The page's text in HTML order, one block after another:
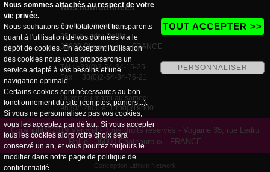
Nos coordonnées
boutique Vogaine
35, rue Ledru Rollin
36000 Chateauroux - FRANCE
Tél : +33(0)2-54-34-15-25
Fax : +33(0)2-54-34-76-21
Ouvert du mardi au samedi
9h30/12h00 et 14h00/19h00
Copyright@2019 Véroval - Tous droits réservés - Vogaine 35, rue Ledru
Rollin - 36000 Chateauroux - FRANCE
Conception Lithium Network
Nous sommes attachés au respect de votre
vie privée.
Nous souhaitons être totalement transparents
quant à l'utilisation de vos données via le
dépôt de cookies. En acceptant l'utilisation
des cookies nous vous proposerons un
service adapté à vos besoins et une
navigation optimale.
Certains cookies sont nécessaires au bon
fonctionnement du site (comptes, paniers...).
Si vous ne personnalisez pas vos cookies,
vous les acceptez par défaut. Si vous accepter
tous les cookies alors votre choix sera
conservé un an, et vous pourrez toujours le
modifier dans notre page de politique de
confidentialité.
TOUT ACCEPTER >>
PERSONNALISER